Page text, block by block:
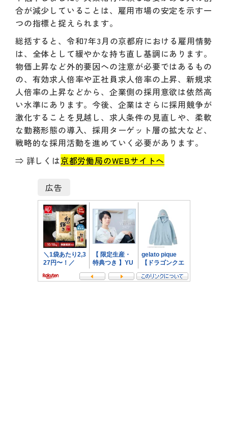
合が減少していることは、雇用市場の安定を示す一
つの指標と捉えられます。
総括すると、令和7年3月の京都府における雇用情勢
は、全体として緩やかな持ち直し基調にあります。
物価上昇など外的要因への注意が必要ではあるもの
の、有効求人倍率や正社員求人倍率の上昇、新規求
人倍率の上昇などから、企業側の採用意欲は依然高
い水準にあります。今後、企業はさらに採用競争が
激化することを見越し、求人条件の見直しや、柔軟
な勤務形態の導入、採用ターゲット層の拡大など、
戦略的な採用活動を進めていく必要があります。
⇒ 詳しくは京都労働局のWEBサイトへ
広告